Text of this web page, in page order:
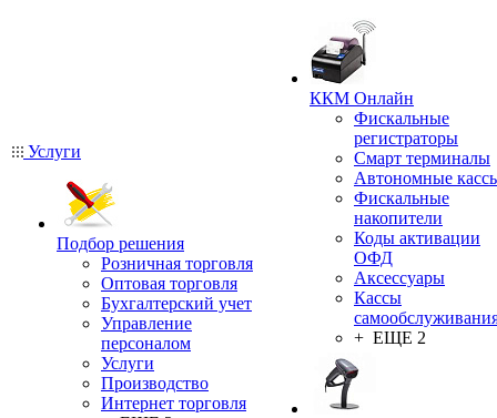
Услуги
Подбор решения
Розничная торговля
Оптовая торговля
Бухгалтерский учет
Управление
персоналом
Услуги
Производство
Интернет торговля
ККМ Онлайн
Фискальные
регистраторы
Смарт терминалы
Автономные
Фискальные
накопители
Коды активации
ОФД
Аксессуары
Кассы
+ ЕЩЕ 2